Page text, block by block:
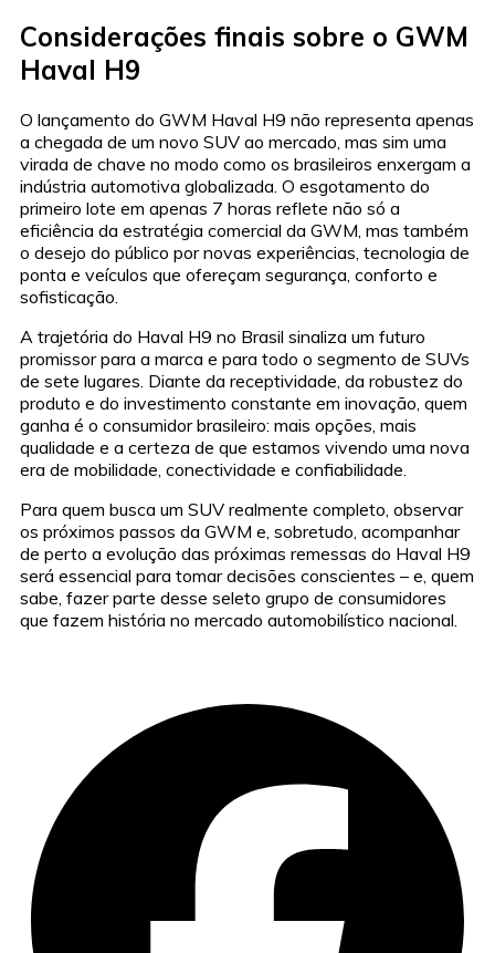
Considerações finais sobre o GWM
Haval H9
O lançamento do GWM Haval H9 não representa apenas
a chegada de um novo SUV ao mercado, mas sim uma
virada de chave no modo como os brasileiros enxergam a
indústria automotiva globalizada. O esgotamento do
primeiro lote em apenas 7 horas reflete não só a
eficiência da estratégia comercial da GWM, mas também
o desejo do público por novas experiências, tecnologia de
ponta e veículos que ofereçam segurança, conforto e
sofisticação.
A trajetória do Haval H9 no Brasil sinaliza um futuro
promissor para a marca e para todo o segmento de SUVs
de sete lugares. Diante da receptividade, da robustez do
produto e do investimento constante em inovação, quem
ganha é o consumidor brasileiro: mais opções, mais
qualidade e a certeza de que estamos vivendo uma nova
era de mobilidade, conectividade e confiabilidade.
Para quem busca um SUV realmente completo, observar
os próximos passos da GWM e, sobretudo, acompanhar
de perto a evolução das próximas remessas do Haval H9
será essencial para tomar decisões conscientes – e, quem
sabe, fazer parte desse seleto grupo de consumidores
que fazem história no mercado automobilístico nacional.